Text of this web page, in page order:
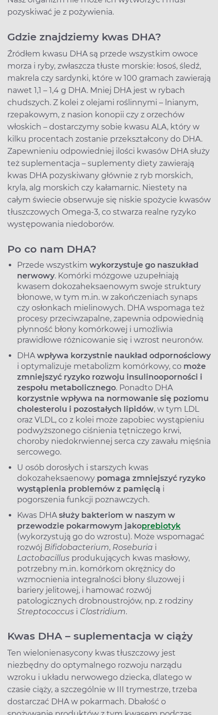
pozyskiwać je z pożywienia.
Gdzie znajdziemy kwas DHA?
Źródłem kwasu DHA są przede wszystkim owoce
morza i ryby, zwłaszcza tłuste morskie: łosoś, śledź,
makrela czy sardynki, które w 100 gramach zawierają
nawet 1,1 – 1,4 g DHA. Mniej DHA jest w rybach
chudszych. Z kolei z olejami roślinnymi – lnianym,
rzepakowym, z nasion konopii czy z orzechów
włoskich – dostarczymy sobie kwasu ALA, który w
kilku procentach zostanie przekształcony do DHA.
Zapewnieniu odpowiedniej ilości kwasów DHA służy
też suplementacja – suplementy diety zawierają
kwas DHA pozyskiwany głównie z ryb morskich,
kryla, alg morskich czy kałamarnic. Niestety na
całym świecie obserwuje się niskie spożycie kwasów
tłuszczowych Omega-3, co stwarza realne ryzyko
występowania niedoborów.
Po co nam DHA?
Przede wszystkim wykorzystuje go naszukład
nerwowy. Komórki mózgowe uzupełniają
kwasem dokozaheksaenowym swoje struktury
błonowe, w tym m.in. w zakończeniach synaps
czy osłonkach mielinowych. DHA wspomaga też
procesy przeciwzapalne, zapewnia odpowiednią
płynność błony komórkowej i umożliwia
prawidłowe różnicowanie się i wzrost neuronów.
DHA wpływa korzystnie naukład odpornościowy
i optymalizuje metabolizm komórkowy, co może
zmniejszyć ryzyko rozwoju insulinooporności i
zespołu metabolicznego. Ponadto DHA
korzystnie wpływa na normowanie się poziomu
cholesterolu i pozostałych lipidów, w tym LDL
oraz VLDL, co z kolei może zapobiec wystąpieniu
podwyższonego ciśnienia tętniczego krwi,
choroby niedokrwiennej serca czy zawału mięśnia
sercowego.
U osób dorosłych i starszych kwas
dokozaheksaenowy pomaga zmniejszyć ryzyko
wystąpienia problemów z pamięcią i
pogorszenia funkcji poznawczych.
Kwas DHA służy bakteriom w naszym w
przewodzie pokarmowym jakoprebiotyk
(wykorzystują go do wzrostu). Może wspomagać
rozwój Bifidobacterium, Roseburia i
Lactobacillus produkujących kwas masłowy,
potrzebny m.in. komórkom okrężnicy do
wzmocnienia integralności błony śluzowej i
bariery jelitowej, i hamować rozwój
patologicznych drobnoustrojów, np. z rodziny
Streptococcus i Clostridium.
Kwas DHA – suplementacja w ciąży
Ten wielonienasycony kwas tłuszczowy jest
niezbędny do optymalnego rozwoju narządu
wzroku i układu nerwowego dziecka, dlatego w
czasie ciąży, a szczególnie w III trymestrze, trzeba
dostarczać DHA w pokarmach. Dbałość o